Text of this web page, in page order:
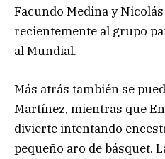
Facundo Medina y
recientemente al grupo
al Mundial.
Más atrás también se
Martínez, mientras que
divierte intentando
pequeño aro de básquet.